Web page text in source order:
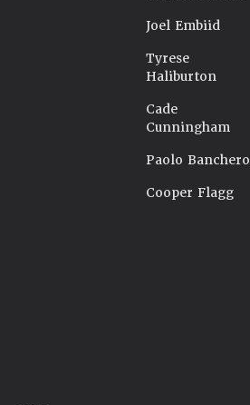
Joel Embiid
Tyrese
Haliburton
Cade
Cunningham
Paolo Banchero
Cooper Flagg